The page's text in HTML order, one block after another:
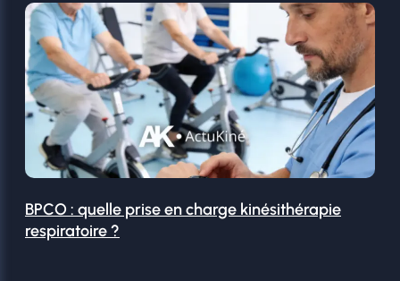
BPCO : quelle prise en charge kinésithérapie
respiratoire ?